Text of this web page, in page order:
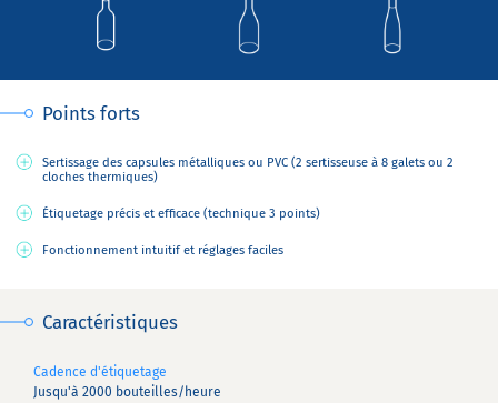
Points forts
Sertissage des capsules métalliques ou PVC (2 sertisseuse à 8 galets ou 2
cloches thermiques)
Étiquetage précis et efficace (technique 3 points)
Fonctionnement intuitif et réglages faciles
Caractéristiques
Cadence d'étiquetage
Jusqu'à 2000 bouteilles/heure